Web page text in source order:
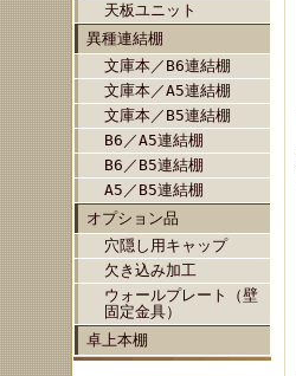
天板ユニット
異種連結棚
文庫本／B6連結棚
文庫本／A5連結棚
文庫本／B5連結棚
B6／A5連結棚
B6／B5連結棚
A5／B5連結棚
オプション品
穴隠し用キャップ
欠き込み加工
ウォールプレート（壁
固定金具）
卓上本棚